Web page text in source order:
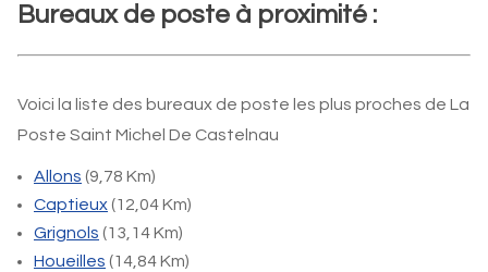
Bureaux de poste à proximité :
Voici la liste des bureaux de poste les plus proches de La
Poste Saint Michel De Castelnau
Allons (9,78 Km)
Captieux(12,04 Km)
Grignols (13,14 Km)
Houeilles (14,84 Km)